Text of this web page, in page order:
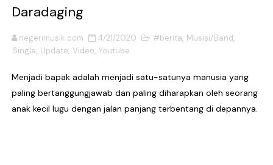
6ft Drowning Lepas Debut Maxi-Single "What If? /
Billkiss Rayakan Pertemuan yang Tepat Lewat
Unblue.r Resmi Memulai Perjalanan Musik Lewat
Daradaging
negerimusik.com 4/21/2020 #berita, Musisi/Band,
Single, Update, Video, Youtube
Menjadi bapak adalah menjadi satu-satunya manusia yang
paling bertanggungjawab dan paling diharapkan oleh seorang
anak kecil lugu dengan jalan panjang terbentang di depannya.